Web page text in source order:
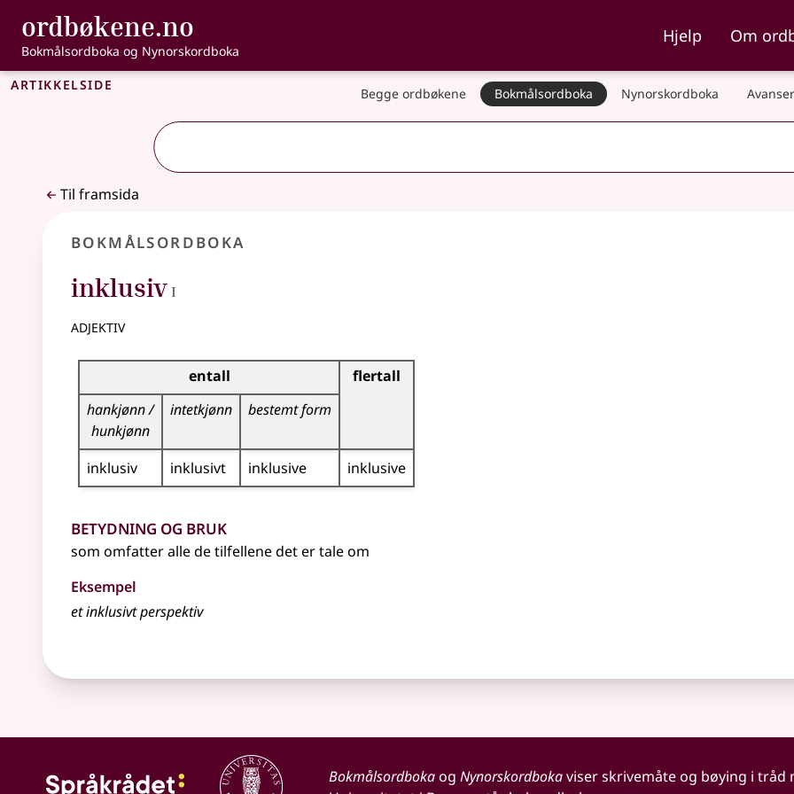
Gå til hovudinnhald
Tilgjenge
ordbøkene.no , Bokmålsordboka og Nynorskordboka
Bokmålsordboka og Nynorskordboka
Hjelp Om
Artikkelside Begge ordbøkene Bokmålsordboka Nynorskordboka
Til framsida
Bokmålsordboka
inklusiv I
adjektiv
Bøyingstabell for dette adjektivet
entall
flertall
hankjønn /
hunkjønn
intetkjønn bestemt form
inklusiv inklusivt inklusive inklusive
Betydning og bruk
som omfatter alle de tilfellene det er tale om
Eksempel
et inklusivt perspektiv
Bokmålsordbokaog Nynorskordbokaviser skrivemåte og bøying i tråd